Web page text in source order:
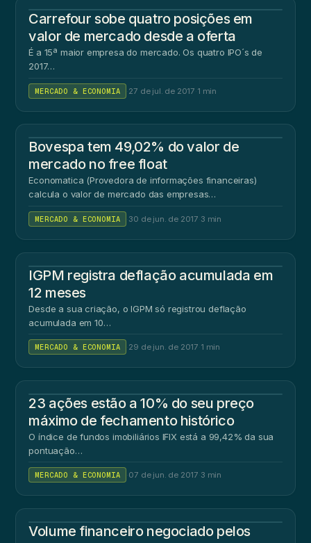
Carrefour sobe quatro posições em
valor de mercado desde a oferta
É a 15ª maior empresa do mercado. Os quatro IPO´s de
2017…
MERCADO & ECONOMIA 27 de jul. de 2017 1 min
Bovespa tem 49,02% do valor de
mercado no free float
Economatica (Provedora de informações financeiras)
calcula o valor de mercado das empresas…
MERCADO & ECONOMIA 30 de jun. de 2017 3 min
IGPM registra deflação acumulada em
12 meses
Desde a sua criação, o IGPM só registrou deflação
acumulada em 10…
MERCADO & ECONOMIA 29 de jun. de 2017 1 min
23 ações estão a 10% do seu preço
máximo de fechamento histórico
O índice de fundos imobiliários IFIX está a 99,42% da sua
pontuação…
MERCADO & ECONOMIA 07 de jun. de 2017 3 min
Volume financeiro negociado pelos